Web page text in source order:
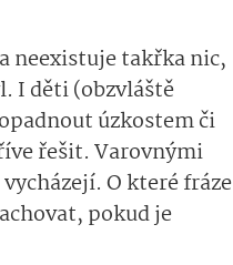
neexistuje takřka nic,
I děti (obzvláště
úzkostem či
řešit. Varovnými
O které fráze
pokud je